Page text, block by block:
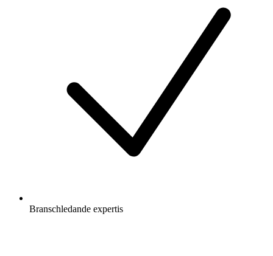
Branschledande expertis